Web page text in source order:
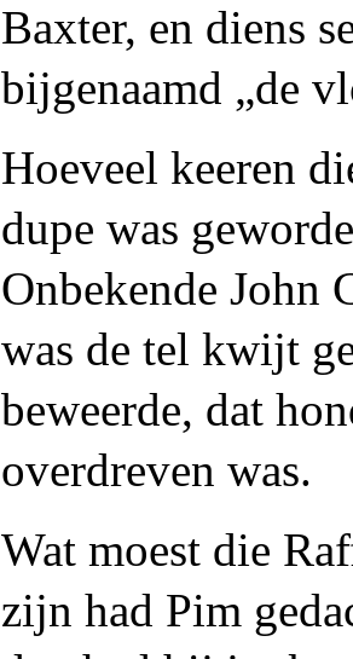
Baxter, en diens
bijgenaamd „de
Hoeveel keeren
dupe was
Onbekende John
was de tel kwijt
beweerde, dat
overdreven was.
Wat moest die
zijn had Pim